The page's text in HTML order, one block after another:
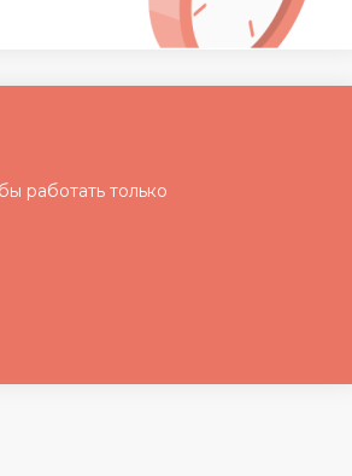
работать только